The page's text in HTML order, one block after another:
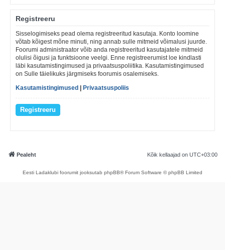
Registreeru
Sisselogimiseks pead olema registreeritud kasutaja. Konto loomine
võtab kõigest mõne minuti, ning annab sulle mitmeid võimalusi juurde.
Foorumi administraator võib anda registreeritud kasutajatele mitmeid
olulisi õigusi ja funktsioone veelgi. Enne registreerumist loe kindlasti
läbi kasutamistingimused ja privaatsuspoliitika. Kasutamistingimused
on Sulle täielikuks järgmiseks foorumis osalemiseks.
Kasutamistingimused
Privaatsuspoliis
Registreeru
Pealeht Kõik kellaajad on UTC+03:00
Eesti Ladaklubi foorumit jooksutab phpBB® Forum Software © phpBB Limited